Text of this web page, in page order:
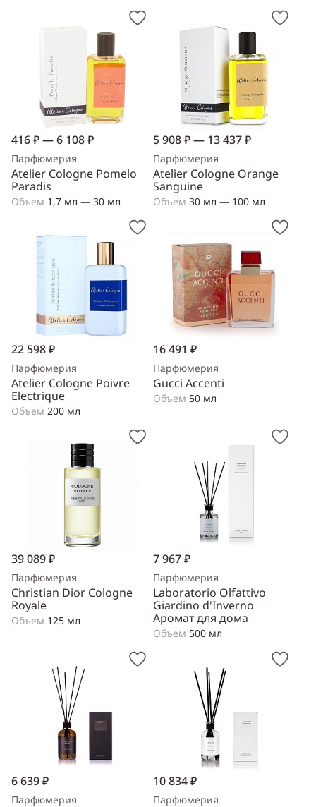
416 ₽ — 6 108 ₽
Парфюмерия
Atelier Cologne Pomelo
Paradis
Объем 1,7 мл — 30 мл
5 908 ₽ — 13 437 ₽
Парфюмерия
Atelier Cologne Orange
Sanguine
Объем30 мл — 100 мл
22 598 ₽
Парфюмерия
Atelier Cologne Poivre
Electrique
Объем 200 мл
16 491 ₽
Парфюмерия
Gucci Accenti
Объем 50 мл
39 089 ₽
Парфюмерия
Christian Dior Cologne
Royale
Объем 125 мл
7 967 ₽
Парфюмерия
Laboratorio Olfattivo
Giardino d'Inverno
Аромат для дома
Объем 500 мл
6 639 ₽
Парфюмерия
10 834 ₽
Парфюмерия